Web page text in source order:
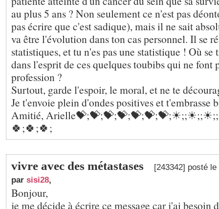
au plus 5 ans ? Non seulement ce n'est pas
pas écrire que c'est sadique), mais il ne sait
va être l'évolution dans ton cas personnel. Il se
statistiques, et tu n'es pas une statistique ! Où se
dans l'esprit de ces quelques toubibs qui ne font
profession ?
Surtout, garde l'espoir, le moral, et ne te
Je t'envoie plein d'ondes positives et t'embrasse
Amitié,
🍀;🍀;🍀;
vivre avec des métastases
[243342] posté
par sisi28,
Bonjour,
je me décide à écrire ce message car j'ai besoin